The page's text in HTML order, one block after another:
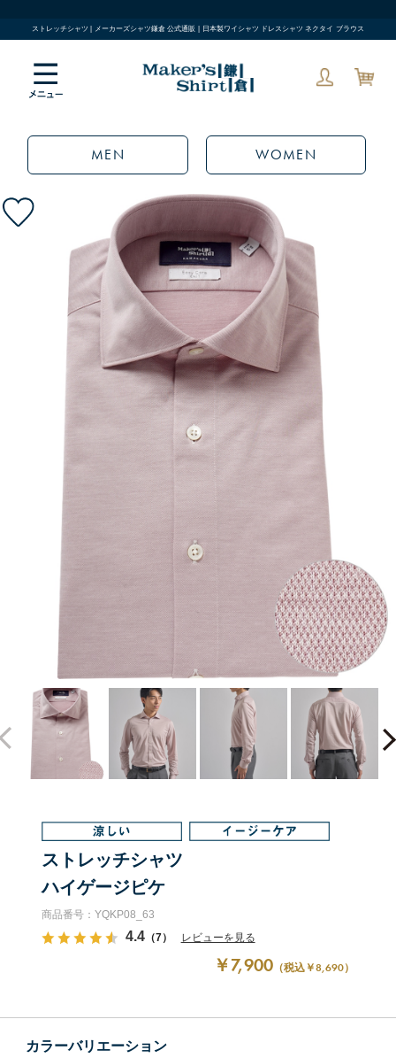
ストレッチシャツ | メーカーズシャツ鎌倉 公式通販 | 日本製ワイシャツ ドレスシャツ ネクタイ ブラウス
MEN WOMEN
ストレッチシャツ
ハイゲージピケ
商品番号：YQKP08_63
4.4（7） レビューを見る
￥7,900 （税込￥8,690）
カラーバリエーション